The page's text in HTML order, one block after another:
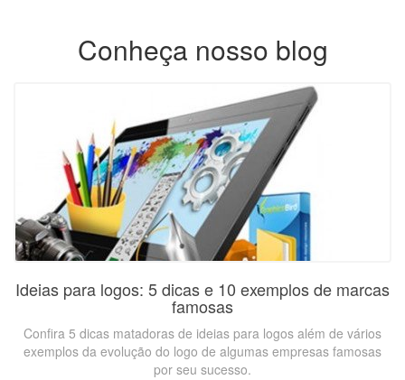
Conheça nosso blog
Ideias para logos: 5 dicas e 10 exemplos de marcas
famosas
Confira 5 dicas matadoras de ideias para logos além de vários
exemplos da evolução do logo de algumas empresas famosas
por seu sucesso.